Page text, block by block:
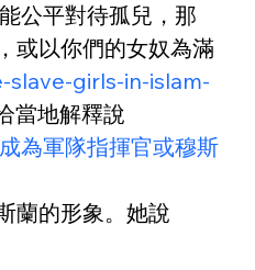
公平對待孤兒，那
或以你們的女奴為滿
girls-in-islam-
當地解釋說
為軍隊指揮官或穆斯
蘭的形象。她說